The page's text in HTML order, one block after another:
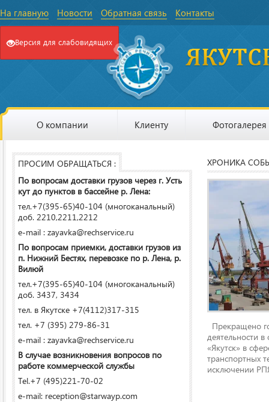
На главную Новости Обратная связь Контакты
Версия для слабовидящих
О компании Клиенту Фотогалерея
ПРОСИМ ОБРАЩАТЬСЯ :
По вопросам доставки грузов через г. Усть
кут до пунктов в бассейне р. Лена:
тел.+7(395-65)40-104 (многоканальный)
доб. 2210,2211,2212
e-mail : zayavka@rechservice.ru
По вопросам приемки, доставки грузов из
п. Нижний Бестях, перевозке по р. Лена, р.
Вилюй
тел.+7(395-65)40-104 (многоканальный)
доб. 3437, 3434
тел. в Якутске +7(4112)317-315
тел. +7 (395) 279-86-31
e-mail : zayavka@rechservice.ru
В случае возникновения вопросов по
работе коммерческой службы
Tel.+7 (495)221-70-02
e-mail: reception@starwayp.com
ХРОНИКА
Прекращено
деятельности
«Якутск» в
транспортных
исключении